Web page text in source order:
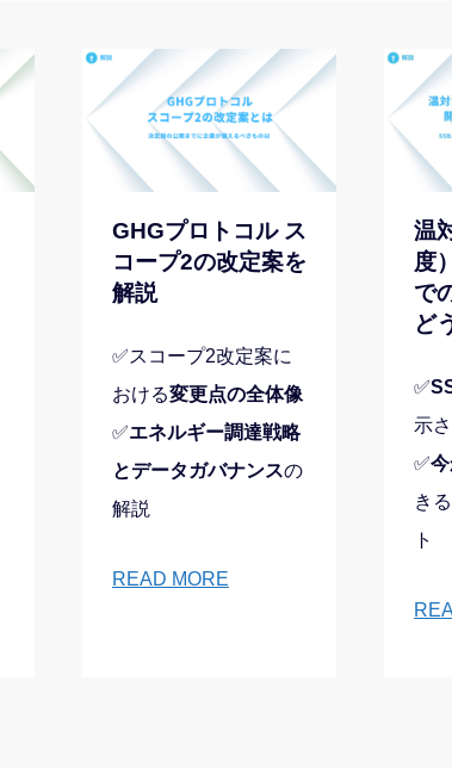
GHGプロトコル ス
コープ2の改定案を
解説
✅スコープ2改定案に
おける変更点の全体像
✅エネルギー調達戦略
とデータガバナンスの
解説
READ MORE
温
度
で
ど
✅
示
✅
き
ト